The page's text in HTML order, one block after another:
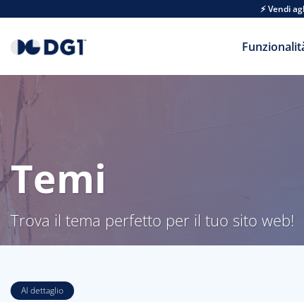
⚡ Vendi
Temi
Trova il tema perfetto per il tuo sito web!
Al dettaglio